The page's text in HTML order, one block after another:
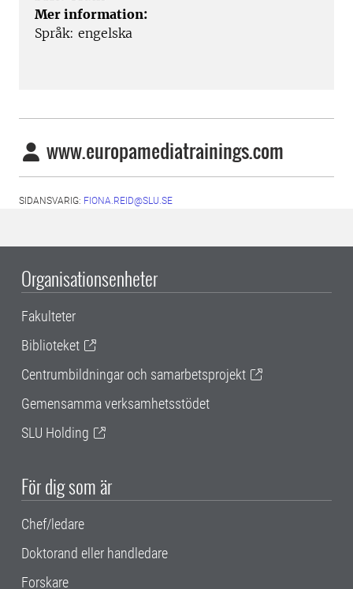
Mer information:
Språk: engelska
www.europamediatrainings.com
SIDANSVARIG: FIONA.REID@SLU.SE
Organisationsenheter
Fakulteter
Biblioteket
Centrumbildningar och samarbetsprojekt
Gemensamma verksamhetsstödet
SLU Holding
För dig som är
Chef/ledare
Doktorand eller handledare
Forskare